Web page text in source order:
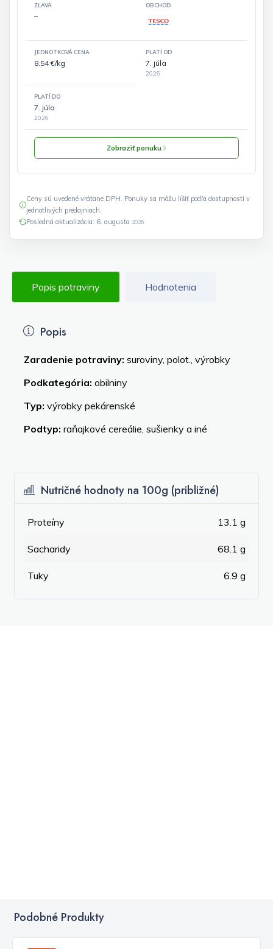
ZĽAVA
–
OBCHOD
JEDNOTKOVÁ CENA
8.54 €/kg
PLATÍ OD
7. júla
2026
PLATÍ DO
7. júla
2026
Zobraziť ponuku
Ceny sú uvedené vrátane DPH. Ponuky sa môžu líšiť podľa dostupnosti v
jednotlivých predajniach.
Posledná aktualizácia: 6. augusta 2026
Popis potraviny Hodnotenia
Popis
Zaradenie potraviny: suroviny, polot., výrobky
Podkategória: obilniny
Typ: výrobky pekárenské
Podtyp: raňajkové cereálie, sušienky a iné
Nutričné hodnoty na 100g (približné)
Proteíny 13.1 g
Sacharidy 68.1 g
Tuky 6.9 g
Podobné Produkty